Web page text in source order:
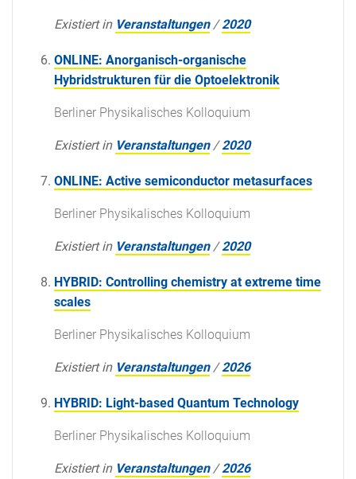
Existiert in Veranstaltungen /2020
ONLINE: Anorganisch-organische
Hybridstrukturen für die Optoelektronik
Berliner Physikalisches Kolloquium
Existiert in Veranstaltungen /2020
ONLINE: Active semiconductor metasurfaces
Berliner Physikalisches Kolloquium
Existiert in Veranstaltungen /2020
HYBRID: Controlling chemistry at extreme time
scales
Berliner Physikalisches Kolloquium
Existiert in Veranstaltungen /2026
HYBRID: Light-based Quantum Technology
Berliner Physikalisches Kolloquium
Existiert in Veranstaltungen /2026